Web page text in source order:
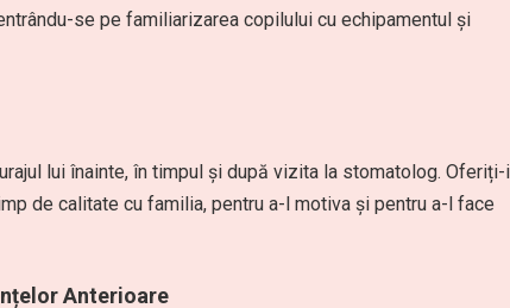
se pe familiarizarea copilului cu echipamentul și
lui înainte, în timpul și după vizita la stomatolog. Oferiți-i
de calitate cu familia, pentru a-l motiva și pentru a-l face
Anterioare